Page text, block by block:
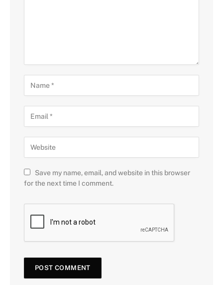
Save my name, email, and website in this browser
for the next time I comment.